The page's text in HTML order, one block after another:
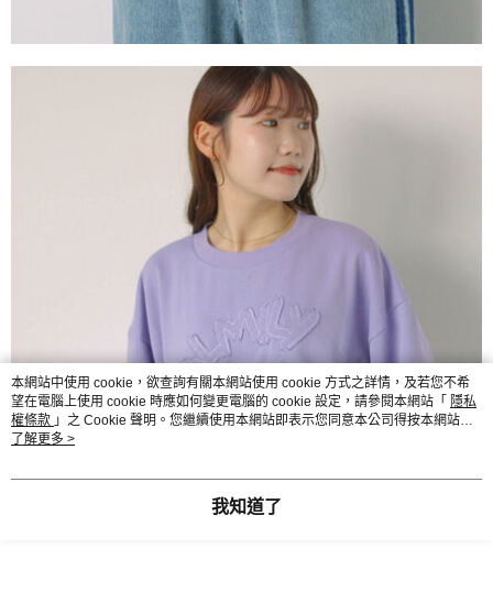
本網站中使用 cookie，欲查詢有關本網站使用 cookie 方式之詳情，及若您不希
望在電腦上使用 cookie 時應如何變更電腦的 cookie 設定，請參閱本網站「 隱私
權條款 」之 Cookie 聲明。您繼續使用本網站即表示您同意本公司得按本網站使
用條款之 Cookie 聲明使用 cookie。
了解更多 >
我知道了